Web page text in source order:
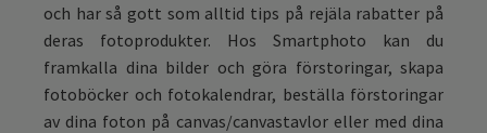
och har så gott som alltid tips på rejäla rabatter på
deras fotoprodukter. Hos Smartphoto kan du
framkalla dina bilder och göra förstoringar, skapa
fotoböcker och fotokalendrar, beställa förstoringar
av dina foton på canvas/canvastavlor eller med dina